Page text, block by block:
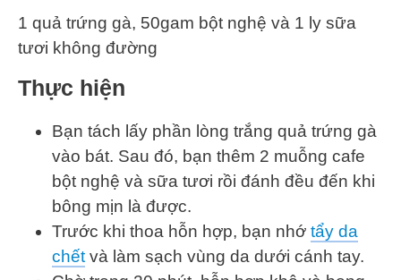
1 quả trứng gà, 50gam bột nghệ và 1 ly sữa
tươi không đường
Thực hiện
Bạn tách lấy phần lòng trắng quả trứng gà
vào bát. Sau đó, bạn thêm 2 muỗng cafe
bột nghệ và sữa tươi rồi đánh đều đến khi
bông mịn là được.
Trước khi thoa hỗn hợp, bạn nhớ tẩy da
chết và làm sạch vùng da dưới cánh tay.